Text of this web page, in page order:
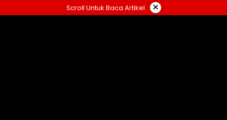
ke
Scroll Untuk Baca Artikel ×